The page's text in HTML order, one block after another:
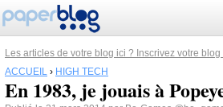
Les articles de votre blog ici ? Inscrivez votre blog
ACCUEIL › HIGH TECH
En 1983, je jouais à